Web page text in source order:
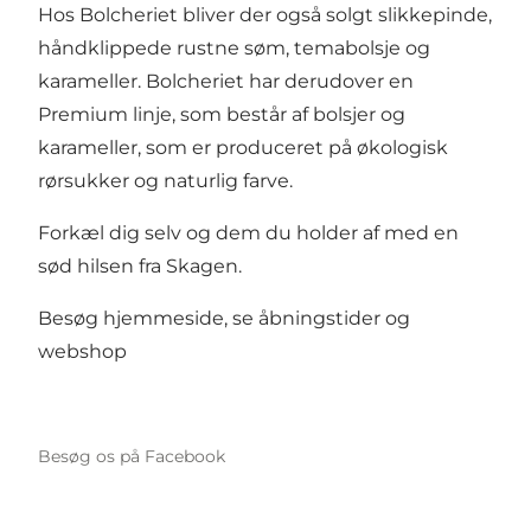
Hos Bolcheriet bliver der også solgt slikkepinde,
håndklippede rustne søm, temabolsje og
karameller. Bolcheriet har derudover en
Premium linje, som består af bolsjer og
karameller, som er produceret på økologisk
rørsukker og naturlig farve.
Forkæl dig selv og dem du holder af med en
sød hilsen fra Skagen.
Besøg hjemmeside, se åbningstider og
webshop
Besøg os på Facebook